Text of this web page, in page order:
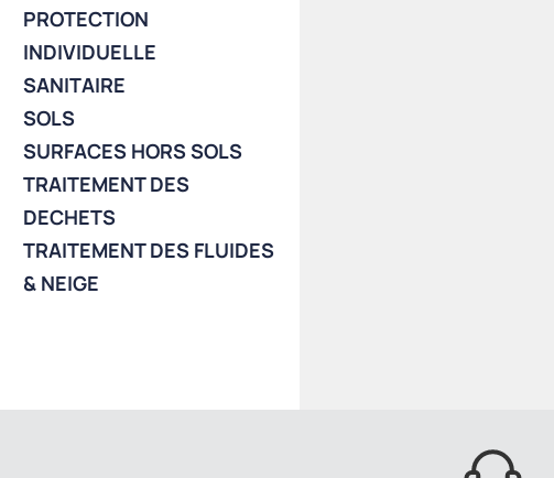
PROTECTION
INDIVIDUELLE
SANITAIRE
SOLS
SURFACES HORS SOLS
TRAITEMENT DES
DECHETS
TRAITEMENT DES FLUIDES
& NEIGE